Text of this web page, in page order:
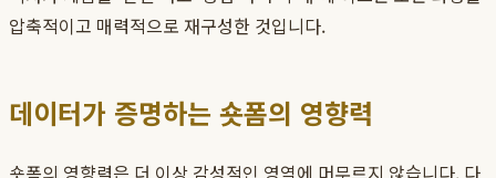
압축적이고 매력적으로 재구성한 것입니다.
데이터가 증명하는 숏폼의 영향력
숏폼의 영향력은 더 이상 감성적인 영역에 머무르지 않습니다. 다